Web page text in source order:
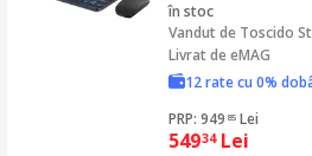
în stoc
Vandut de Toscido
Livrat de eMAG
12 rate cu 0%
PRP: 949 85 Lei
54934 Lei